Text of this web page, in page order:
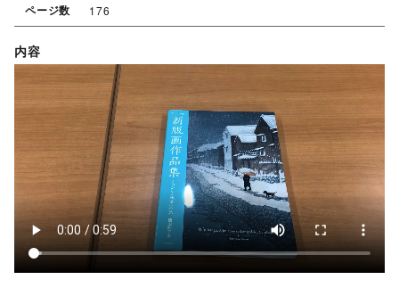
ページ数 176
内容